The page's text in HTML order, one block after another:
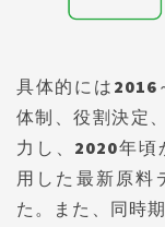
具体的には2016
体制、役割決定
力し、2020年頃
用した最新原料
た。また、同時